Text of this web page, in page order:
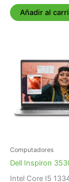
Añadir al
Computadores
Dell Inspiron
Intel Core I5